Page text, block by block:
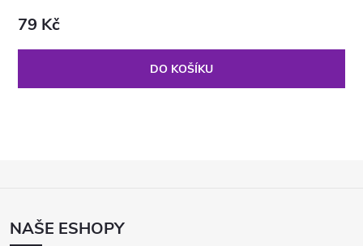
79 Kč
DO KOŠÍKU
ANAŠE ESHOPY